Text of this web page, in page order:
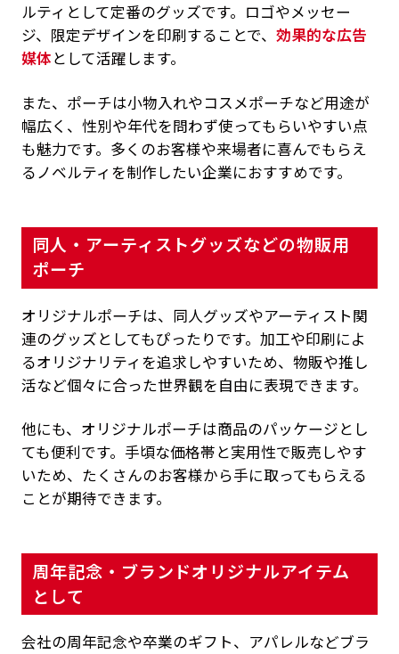
ルティとして定番のグッズです。ロゴやメッセー
ジ、限定デザインを印刷することで、 効果的な広告
媒体として活躍します。
また、ポーチは小物入れやコスメポーチなど用途が
幅広く、性別や年代を問わず使ってもらいやすい点
も魅力です。多くのお客様や来場者に喜んでもらえ
るノベルティを制作したい企業におすすめです。
同人・アーティストグッズなどの物販用
ポーチ
オリジナルポーチは、同人グッズやアーティスト関
連のグッズとしてもぴったりです。加工や印刷によ
るオリジナリティを追求しやすいため、物販や推し
活など個々に合った世界観を自由に表現できます。
他にも、オリジナルポーチは商品のパッケージとし
ても便利です。手頃な価格帯と実用性で販売しやす
いため、たくさんのお客様から手に取ってもらえる
ことが期待できます。
周年記念・ブランドオリジナルアイテム
として
会社の周年記念や卒業のギフト、アパレルなどブラ